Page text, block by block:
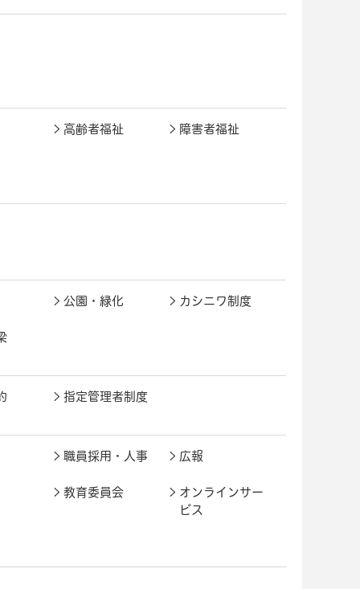
高齢者福祉 障害者福祉
公園・緑化 カシニワ制度
指定管理者制度
職員採用・人事 広報
教育委員会
オンラインサー
ビス